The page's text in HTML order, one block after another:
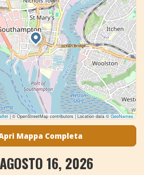
|© OpenStreetMap contributors | Location data ©GeoNames
Mappa Completa
16, 2026